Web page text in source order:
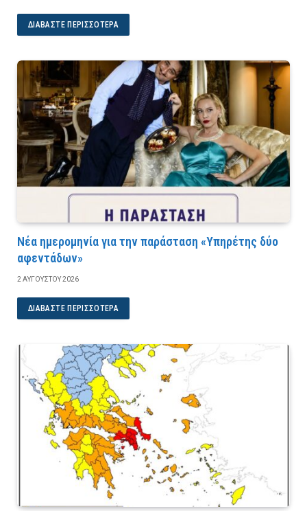
ΔΙΑΒΆΣΤΕ ΠΕΡΙΣΣΌΤΕΡΑ
Νέα ημερομηνία για την παράσταση «Υπηρέτης δύο
αφεντάδων»
2 ΑΥΓΟΎΣΤΟΥ 2026
ΔΙΑΒΆΣΤΕ ΠΕΡΙΣΣΌΤΕΡΑ